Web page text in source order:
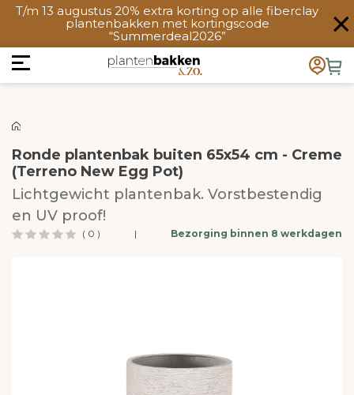
T/m 13 augustus 20% extra korting op alle fiberclay
plantenbakken met kortingscode
“Summerdeal2026”
Ronde plantenbak buiten 65x54 cm - Creme
(Terreno New Egg Pot)
Lichtgewicht plantenbak. Vorstbestendig
en UV proof!
( 0 ) | Bezorging binnen 8 werkdagen